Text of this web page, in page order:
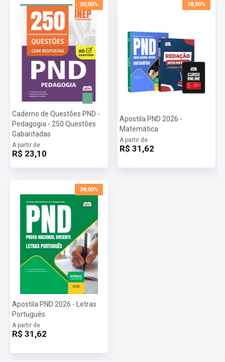
30,00%
Caderno de Questões PND -
Pedagogia - 250 Questões
Gabaritadas
A partir de
R$ 23,10
38,00%
Apostila PND 2026 -
Matemática
A partir de
R$ 31,62
38,00%
Apostila PND 2026 - Letras
Português
A partir de
R$ 31,62